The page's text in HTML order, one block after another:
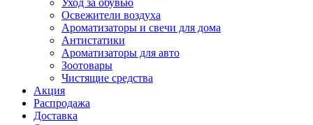
Уход за обувью
Освежители воздуха
Ароматизаторы и свечи для дома
Антистатики
Ароматизаторы для авто
Зоотовары
Чистящие средства
Акция
Распродажа
Доставка